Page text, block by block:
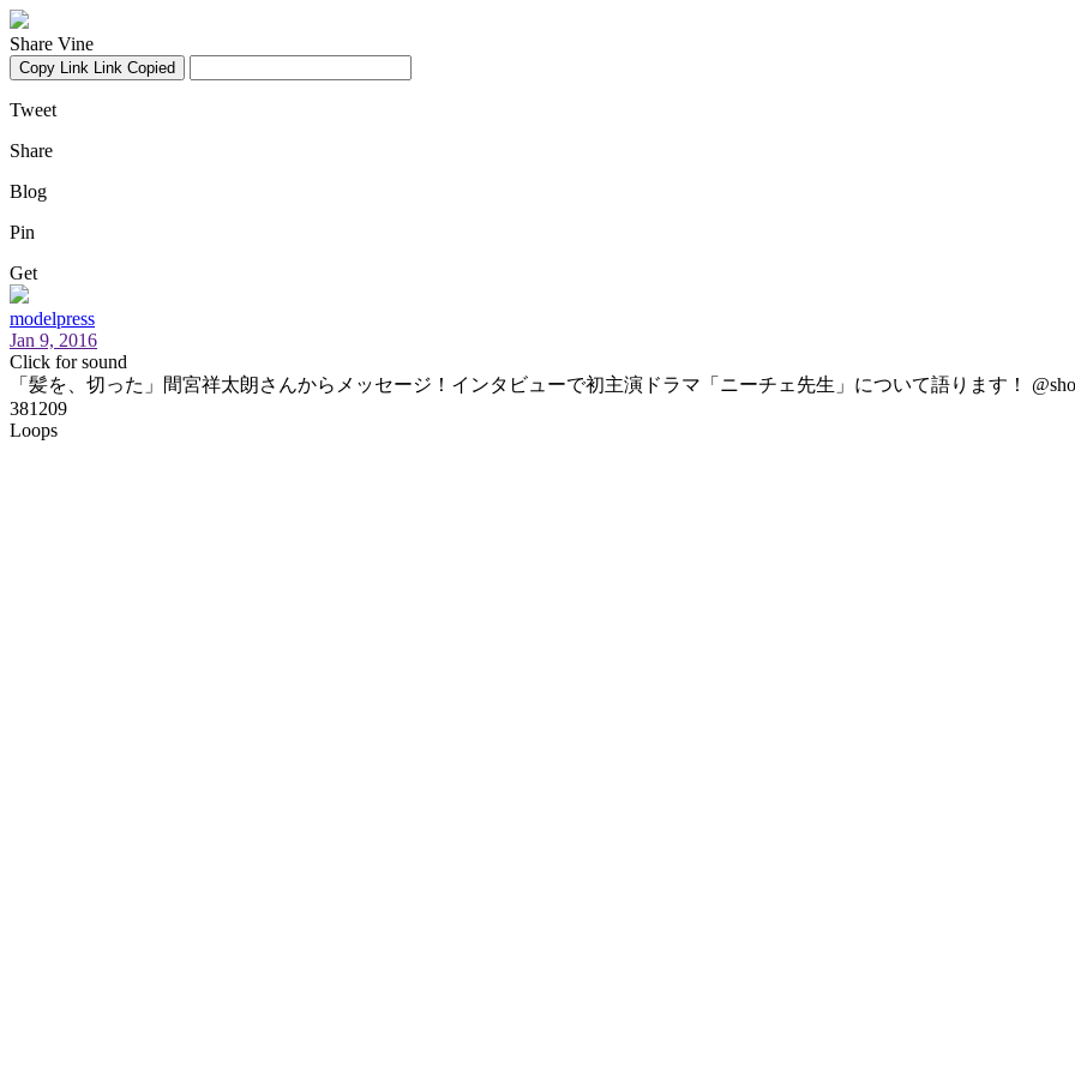
Share Vine
Copy Link Link Copied
Tweet
Share
Blog
Pin
Get
modelpress
Jan 9, 2016
Click for sound
「髪を、切った」間宮祥太朗さんからメッセージ！インタビューで初主演ドラマ「ニーチェ先生」について語ります！
381209
Loops